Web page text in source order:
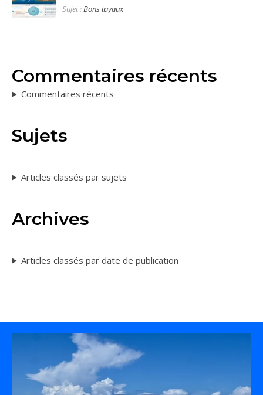
Sujet :Bons tuyaux
Commentaires récents
Commentaires récents
Sujets
Articles classés par sujets
Archives
Articles classés par date de publication